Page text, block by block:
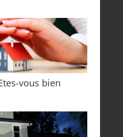
vous bien